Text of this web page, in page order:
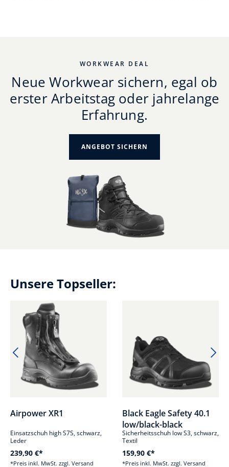
WORKWEAR DEAL
Neue Workwear sichern, egal ob
erster Arbeitstag oder jahrelange
Erfahrung.
ANGEBOT SICHERN
Unsere Topseller:
Produktgalerie überspringen
Airpower XR1
Einsatzschuh high S7S, schwarz,
Leder
239,90 €*
*Preis inkl. MwSt. zzgl. Versand
Black Eagle Safety 40.1
low/black-black
Sicherheitsschuh low S3, schwarz,
Textil
159,90 €*
*Preis inkl. MwSt. zzgl. Versand